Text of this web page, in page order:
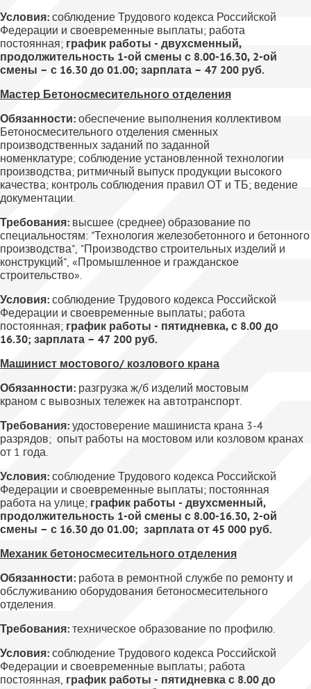
Условия: соблюдение Трудового кодекса Российской
Федерации и своевременные выплаты; работа
постоянная; график работы - двухсменный,
продолжительность 1-ой смены с 8.00-16.30, 2-ой
смены – с 16.30 до 01.00; зарплата – 47 200 руб.
Мастер Бетоносмесительного отделения
Обязанности: обеспечение выполнения коллективом
Бетоносмесительного отделения сменных
производственных заданий по заданной
номенклатуре; соблюдение установленной технологии
производства; ритмичный выпуск продукции высокого
качества; контроль соблюдения правил ОТ и ТБ; ведение
документации.
Требования: высшее (среднее) образование по
специальностям: "Технология железобетонного и бетонного
производства", "Производство строительных изделий и
конструкций", «Промышленное и гражданское
строительство».
Условия: соблюдение Трудового кодекса Российской
Федерации и своевременные выплаты; работа
постоянная; график работы - пятидневка, с 8.00 до
16.30; зарплата – 47 200 руб.
Машинист мостового/ козлового крана
Обязанности: разгрузка ж/б изделий мостовым
краном с вывозных тележек на автотранспорт.
Требования: удостоверение машиниста крана 3-4
разрядов; опыт работы на мостовом или козловом кранах
от 1 года.
Условия: соблюдение Трудового кодекса Российской
Федерации и своевременные выплаты; постоянная
работа на улице; график работы - двухсменный,
продолжительность 1-ой смены с 8.00-16.30, 2-ой
смены – с 16.30 до 01.00; зарплата от 45 000 руб.
Механик бетоносмесительного отделения
Обязанности: работа в ремонтной службе по ремонту и
обслуживанию оборудования бетоносмесительного
отделения.
Требования: техническое образование по профилю.
Условия: соблюдение Трудового кодекса Российской
Федерации и своевременные выплаты; работа
постоянная, график работы - пятидневка с 8.00 до